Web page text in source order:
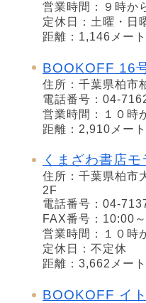
営業時間：９時か
定休日：土曜・日
距離：1,146メー
BOOKOFF 16
住所：千葉県柏市
電話番号：04-
営業時間：１０時
距離：2,910メー
くまざわ書店
住所：千葉県柏市
2F
電話番号：04-
FAX番号：10:00
営業時間：１０時
定休日：不定休
距離：3,662メー
BOOKOFF イ